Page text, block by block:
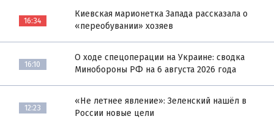
16:34
Киевская марионетка Запада рассказала о
«переобувании» хозяев
16:10
О ходе спецоперации на Украине: сводка
Минобороны РФ на 6 августа 2026 года
12:23
«Не летнее явление»: Зеленский нашёл в
России новые цели